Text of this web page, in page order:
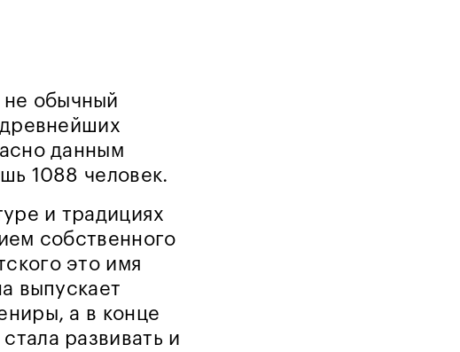
не обычный
данным
1088 человек.
и традициях
собственного
это имя
выпускает
а в конце
развивать и